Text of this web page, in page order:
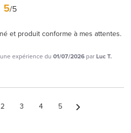
5/5
et produit conforme à mes attentes.
expérience du 01/07/2026 parLuc T.
2 3 4 5